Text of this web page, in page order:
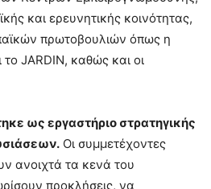
και ερευνητικής κοινότητας,
πρωτοβουλιών όπως η
JARDIN, καθώς και οι
ως εργαστήριο στρατηγικής
Οι συμμετέχοντες
ανοιχτά τα κενά του
προκλήσεις, να